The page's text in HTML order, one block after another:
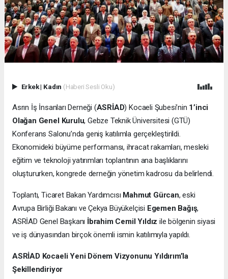
Erkek| Kadın (Haberi Sesli Oku)
Asrın İş İnsanları Derneği (ASRİAD) Kocaeli Şubesi’nin 1’inci
Olağan Genel Kurulu, Gebze Teknik Üniversitesi (GTÜ)
Konferans Salonu’nda geniş katılımla gerçekleştirildi.
Ekonomideki büyüme performansı, ihracat rakamları, mesleki
eğitim ve teknoloji yatırımları toplantının ana başlıklarını
oluştururken, kongrede derneğin yönetim kadrosu da belirlendi.
Toplantı, Ticaret Bakan Yardımcısı Mahmut Gürcan, eski
Avrupa Birliği Bakanı ve Çekya Büyükelçisi Egemen Bağış,
ASRİAD Genel Başkanı İbrahim Cemil Yıldız ile bölgenin siyasi
ve iş dünyasından birçok önemli ismin katılımıyla yapıldı.
ASRİAD Kocaeli Yeni Dönem Vizyonunu Yıldırım’la
Şekillendiriyor